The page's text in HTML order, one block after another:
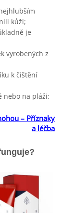
kůži;
je
vyrobených z
k čištění
nebo na pláži;
– Příznaky
a léčba